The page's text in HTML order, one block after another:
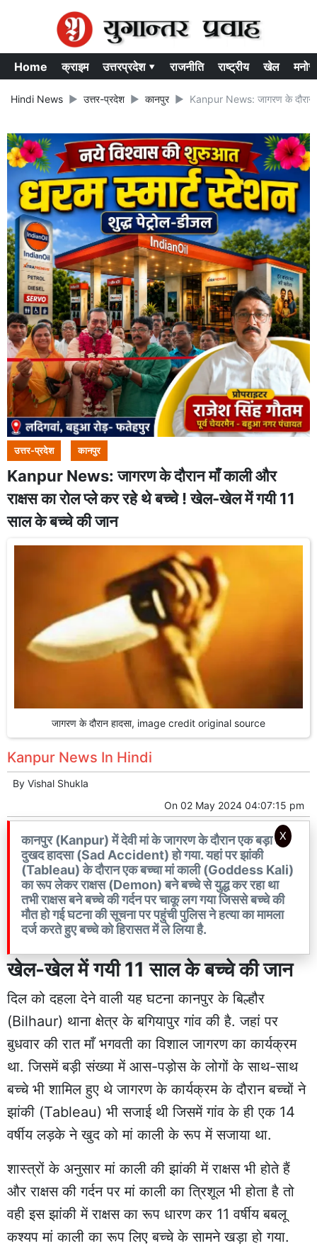
Home क्राइम उत्तरप्रदेश ▾ राजनीति राष्ट्रीय खेल
Hindi News उत्तर-प्रदेश कानपुर Kanpur News: जागरण के दौरान
उत्तर-प्रदेश कानपुर
Kanpur News: जागरण के दौरान माँ काली और
राक्षस का रोल प्ले कर रहे थे बच्चे ! खेल-खेल में गयी 11
साल के बच्चे की जान
जागरण के दौरान हादसा, image credit original source
Kanpur News In Hindi
By Vishal Shukla
On 02 May 2024 04:07:15 pm
कानपुर (Kanpur) में देवी मां के जागरण के दौरान एक बड़ा ही
दुखद हादसा (Sad Accident) हो गया. यहां पर झांकी
(Tableau) के दौरान एक बच्चा मां काली (Goddess Kali)
का रूप लेकर राक्षस (Demon) बने बच्चे से युद्ध कर रहा था
तभी राक्षस बने बच्चे की गर्दन पर चाकू लग गया जिससे बच्चे की
मौत हो गई घटना की सूचना पर पहुंची पुलिस ने हत्या का मामला
दर्ज करते हुए बच्चे को हिरासत में ले लिया है.
खेल-खेल में गयी 11 साल के बच्चे की जान
दिल को दहला देने वाली यह घटना कानपुर के बिल्हौर
(Bilhaur) थाना क्षेत्र के बगियापुर गांव की है. जहां पर
बुधवार की रात माँ भगवती का विशाल जागरण का कार्यक्रम
था. जिसमें बड़ी संख्या में आस-पड़ोस के लोगों के साथ-साथ
बच्चे भी शामिल हुए थे जागरण के कार्यक्रम के दौरान बच्चों ने
झांकी (Tableau) भी सजाई थी जिसमें गांव के ही एक 14
वर्षीय लड़के ने खुद को मां काली के रूप में सजाया था.
शास्त्रों के अनुसार मां काली की झांकी में राक्षस भी होते हैं
और राक्षस की गर्दन पर मां काली का त्रिशूल भी होता है तो
वही इस झांकी में राक्षस का रूप धारण कर 11 वर्षीय बबलू
कश्यप मां काली का रूप लिए बच्चे के सामने खड़ा हो गया.
X